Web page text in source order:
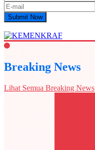
Submit Now
Breaking News
Lihat Semua Breaking News